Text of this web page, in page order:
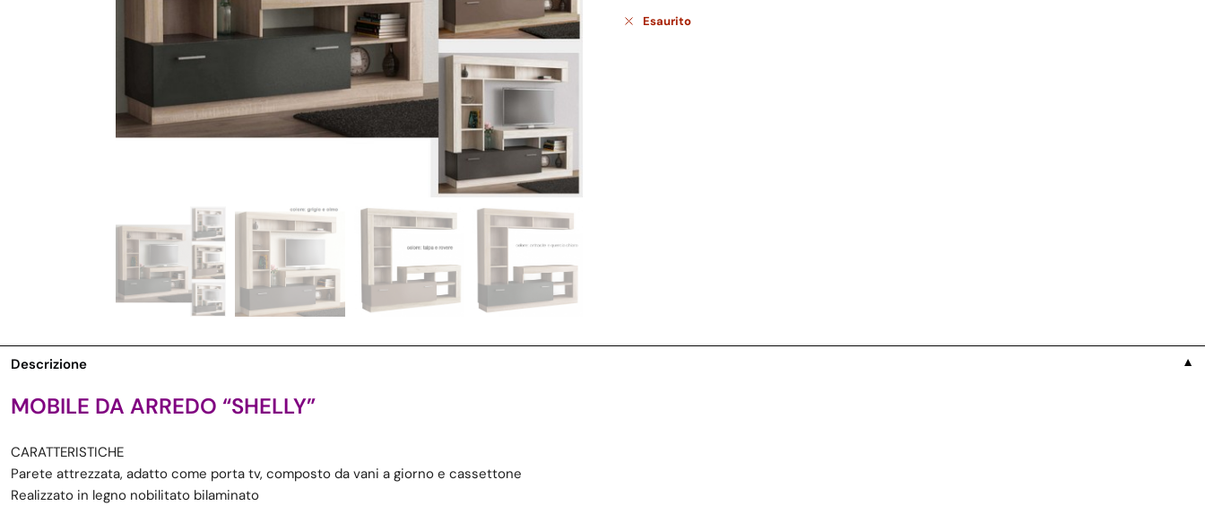
Esaurito
Descrizione ▼
MOBILE DA ARREDO “SHELLY”
CARATTERISTICHE
Parete attrezzata, adatto come porta tv, composto da vani a giorno e cassettone
Realizzato in legno nobilitato bilaminato